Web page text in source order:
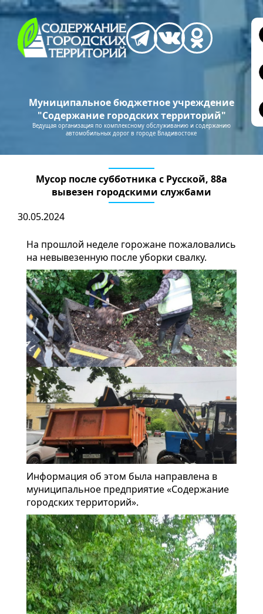
Муниципальное бюджетное учреждение
"Содержание городских территорий"
Ведущая организация по комплексному обслуживанию и содержанию
автомобильных дорог в городе Владивостоке
Мусор после субботника с Русской, 88а
вывезен городскими службами
30.05.2024
На прошлой неделе горожане пожаловались
на невывезенную после уборки свалку.
Информация об этом была направлена в
муниципальное предприятие «Содержание
городских территорий».